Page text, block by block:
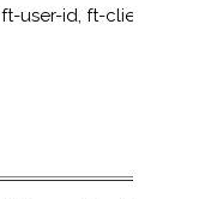
ft-user-id, ft-client-id